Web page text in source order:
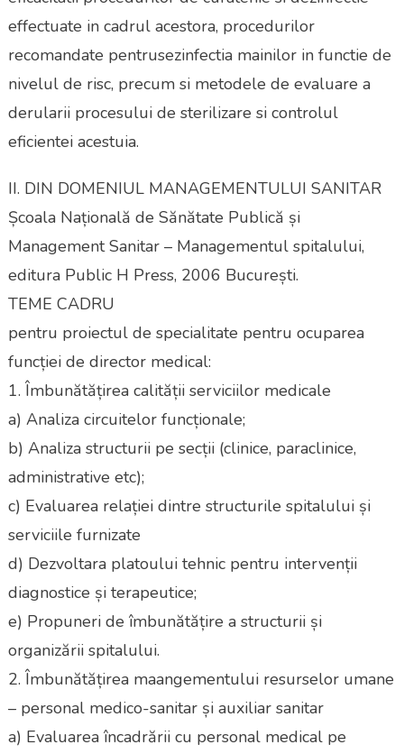
effectuate in cadrul acestora, procedurilor
recomandate pentrusezinfectia mainilor in functie de
nivelul de risc, precum si metodele de evaluare a
derularii procesului de sterilizare si controlul
eficientei acestuia.
II. DIN DOMENIUL MANAGEMENTULUI SANITAR
Școala Națională de Sănătate Publică și
Management Sanitar – Managementul spitalului,
editura Public H Press, 2006 București.
TEME CADRU
pentru proiectul de specialitate pentru ocuparea
funcției de director medical:
1. Îmbunătățirea calității serviciilor medicale
a) Analiza circuitelor funcționale;
b) Analiza structurii pe secții (clinice, paraclinice,
administrative etc);
c) Evaluarea relației dintre structurile spitalului și
serviciile furnizate
d) Dezvoltara platoului tehnic pentru intervenții
diagnostice și terapeutice;
e) Propuneri de îmbunătățire a structurii și
organizării spitalului.
2. Îmbunătățirea maangementului resurselor umane
– personal medico-sanitar și auxiliar sanitar
a) Evaluarea încadrării cu personal medical pe